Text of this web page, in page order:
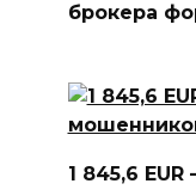
брокера
1 845,6